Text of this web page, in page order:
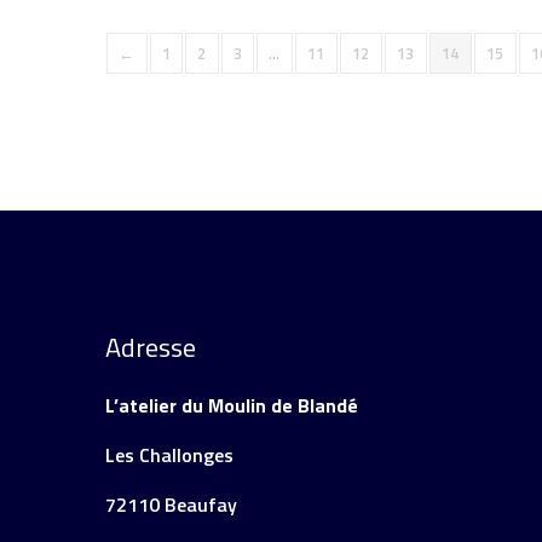
← 1 2 3 … 11 12 13 14 15
Adresse
L’atelier du Moulin de Blandé
Les Challonges
72110 Beaufay